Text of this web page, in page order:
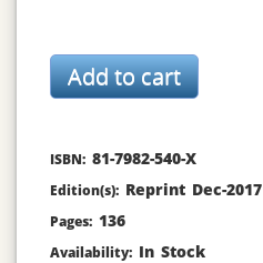
ISBN: 81-7982-540-X
Edition(s): Reprint Dec-2017
Pages: 136
Availability: In Stock